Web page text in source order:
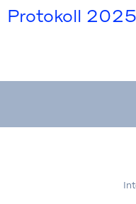
Protokoll 2025